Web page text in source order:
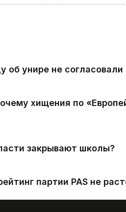
об унире не
хищения по
закрывают школы?
партии PAS не